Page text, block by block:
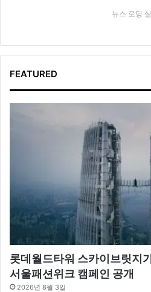
뉴스 로딩
FEATURED
롯데월드타워 스카이브릿지
서울패션위크 캠페인 공개
2026년 8월 3일